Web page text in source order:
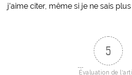
j’aime citer, même si je ne sais
5
Évaluation de